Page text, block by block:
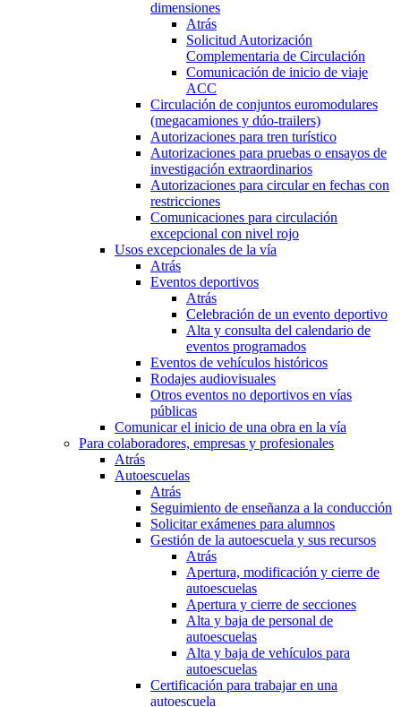
dimensiones
Atrás
Solicitud Autorización
Complementaria de Circulación
Comunicación de inicio de viaje
ACC
Circulación de conjuntos euromodulares
(megacamiones y dúo-trailers)
Autorizaciones para tren turístico
Autorizaciones para pruebas o ensayos de
investigación extraordinarios
Autorizaciones para circular en fechas con
restricciones
Comunicaciones para circulación
excepcional con nivel rojo
Usos excepcionales de la vía
Atrás
Eventos deportivos
Atrás
Celebración de un evento deportivo
Alta y consulta del calendario de
eventos programados
Eventos de vehículos históricos
Rodajes audiovisuales
Otros eventos no deportivos en vías
públicas
Comunicar el inicio de una obra en la vía
Para colaboradores, empresas y profesionales
Atrás
Autoescuelas
Atrás
Seguimiento de enseñanza a la conducción
Solicitar exámenes para alumnos
Gestión de la autoescuela y sus recursos
Atrás
Apertura, modificación y cierre de
autoescuelas
Apertura y cierre de secciones
Alta y baja de personal de
autoescuelas
Alta y baja de vehículos para
autoescuelas
Certificación para trabajar en una
autoescuela